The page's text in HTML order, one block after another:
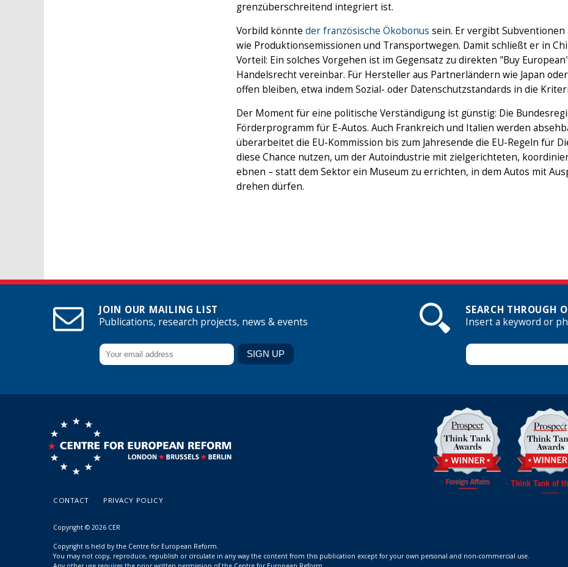
grenzüberschreitend integriert ist.
Vorbild könnte der französische Ökobonus sein. Er vergibt
wie Produktionsemissionen und Transportwegen. Damit schließt er in
Vorteil: Ein solches Vorgehen ist im Gegensatz zu direkten "Buy
Handelsrecht vereinbar. Für Hersteller aus Partnerländern wie Japan
offen bleiben, etwa indem Sozial- oder Datenschutzstandards in die
Der Moment für eine politische Verständigung ist günstig: Die
Förderprogramm für E-Autos. Auch Frankreich und Italien werden
überarbeitet die EU-Kommission bis zum Jahresende die EU-Regeln für
diese Chance nutzen, um der Autoindustrie mit zielgerichteten,
ebnen – statt dem Sektor ein Museum zu errichten, in dem Autos mit
drehen dürfen.
JOIN OUR MAILING LIST
Publications, research projects, news & events
SEARCH THROUGH
Insert a keyword or
CONTACT PRIVACY POLICY
Copyright © 2026 CER
Copyright is held by the Centre for European Reform.
You may not copy, reproduce, republish or circulate in any way the content from this publication except for your own personal and non-commercial use.